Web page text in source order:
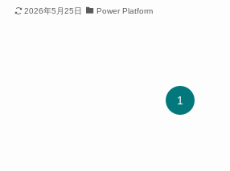
2026年5月25日 Power Platform
1